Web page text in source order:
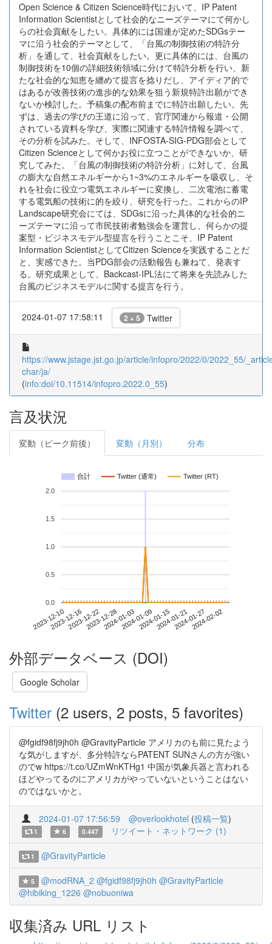
Open Science & Citizen Science時代において、IP Patent
Information Scientistとして社会的なニーズテーマにて何かし
らの社会貢献をしたい。具体的には国連が定めたSDGsテー
マに沿う社会的テーマとして、「台風の制御技術の特許分
析」を通して、社会貢献をしたい。更に具体的には、台風の
制御技術を10個の詳細技術領域に分けて特許分析を行い、新
たな社会的な知恵を纏めて提言を捻りだし、アイディア的で
はあるが改善技術の進歩的な効果を狙う新規特許出願ができ
ないか検討した。予稿集の配布前までに特許出願したい。先
ずは、過去の学びの王道に沿って、官庁関連から報道・公開
されている資料を学び、実際に関連する特許情報を調べて、
その分析を試みた。そして、INFOSTA-SIG-PDG部会として
Citizen Scienceとして何かお役に立つことができないか、研
究してみた。「台風の制御技術の特許分析」に対して、台風
の膨大な自然エネルギーから1~3%のエネルギーを吸収し、そ
れを社会に役立つ電気エネルギーに変換し、二次電池に蓄電
する電気船の技術に的を絞り、研究を行った。これからのIP
Landscape研究会にては、SDGsに沿った具体的な社会的ニ
ーズテーマに沿って市民技術者勉強会を運営し、何らかの提
案型・ビジネスモデル型提言を行うことこそ、IP Patent
Information ScientistとしてCitizen Scienceを実践することだ
と、実感できた。当PDG部会の活動報告も兼ねて、発表す
る。研究成果として、Backcast-IPL法にて将来を先読みした
台風のビジネスモデルに関する提言を行う。
2024-01-07 17:58:11 2 + 5 Twitter
https://www.jstage.jst.go.jp/article/infopro/2022/0/2022_55/
char/ja/
(info:doi/10.11514/infopro.2022.0_55)
言及状況
変動（ピーク前後） 変動（月別） 分布
合計 Twitter (通常) Twitter (RT)
2023-12-102023-12-162023-12-222023-12-282024-01-032024-01-092024-01-152024-01-212024-01-272024-02-02
0.0
0.5
1.0
1.5
2.0
外部データベース (DOI)
Google Scholar
Twitter (2 users, 2 posts, 5 favorites)
@fgidf98fj9jh0h @GravityParticle アメリカのも前に見たよう
な気がしますが、多分特許ならPATENT SUNさんの方が強い
のでw https://t.co/UZmWnKTHg1 中国が気象兵器と言われる
ほどやってるのにアメリカがやっていないということはない
のではないかと。
2024-01-07 17:56:59 @overlookhotel (投稿一覧)
1 6 0.447 リツイート・ネットワーク (1)
1 @GravityParticle
5 @modRNA_2 @fgidf98fj9jh0h @GravityParticle
@hibiking_1226 @nobuoniwa
収集済み URL リスト